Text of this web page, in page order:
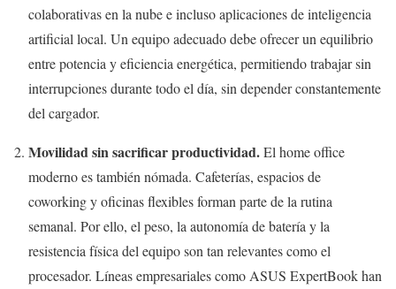
colaborativas en la nube e incluso aplicaciones de inteligencia
artificial local. Un equipo adecuado debe ofrecer un equilibrio
entre potencia y eficiencia energética, permitiendo trabajar sin
interrupciones durante todo el día, sin depender constantemente
del cargador.
Movilidad sin sacrificar productividad.El home office
moderno es también nómada. Cafeterías, espacios de
coworking y oficinas flexibles forman parte de la rutina
semanal. Por ello, el peso, la autonomía de batería y la
resistencia física del equipo son tan relevantes como el
procesador. Líneas empresariales como ASUS ExpertBook han